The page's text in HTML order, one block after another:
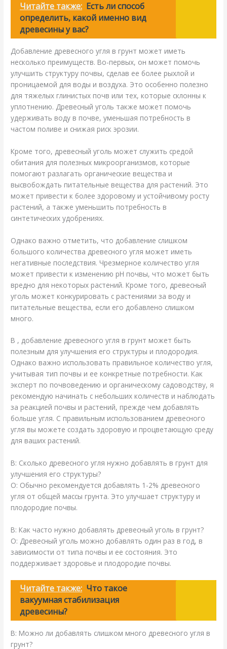
Читайте также: Есть ли способ
определить, какой именно вид
древесины у вас?
Добавление древесного угля в грунт может иметь
несколько преимуществ. Во-первых, он может помочь
улучшить структуру почвы, сделав ее более рыхлой и
проницаемой для воды и воздуха. Это особенно полезно
для тяжелых глинистых почв или тех, которые склонны к
уплотнению. Древесный уголь также может помочь
удерживать воду в почве, уменьшая потребность в
частом поливе и снижая риск эрозии.
Кроме того, древесный уголь может служить средой
обитания для полезных микроорганизмов, которые
помогают разлагать органические вещества и
высвобождать питательные вещества для растений. Это
может привести к более здоровому и устойчивому росту
растений, а также уменьшить потребность в
синтетических удобрениях.
Однако важно отметить, что добавление слишком
большого количества древесного угля может иметь
негативные последствия. Чрезмерное количество угля
может привести к изменению pH почвы, что может быть
вредно для некоторых растений. Кроме того, древесный
уголь может конкурировать с растениями за воду и
питательные вещества, если его добавлено слишком
много.
В , добавление древесного угля в грунт может быть
полезным для улучшения его структуры и плодородия.
Однако важно использовать правильное количество угля,
учитывая тип почвы и ее конкретные потребности. Как
эксперт по почвоведению и органическому садоводству, я
рекомендую начинать с небольших количеств и наблюдать
за реакцией почвы и растений, прежде чем добавлять
больше угля. С правильным использованием древесного
угля вы можете создать здоровую и процветающую среду
для ваших растений.
В: Сколько древесного угля нужно добавлять в грунт для
улучшения его структуры?
О: Обычно рекомендуется добавлять 1-2% древесного
угля от общей массы грунта. Это улучшает структуру и
плодородие почвы.
В: Как часто нужно добавлять древесный уголь в грунт?
О: Древесный уголь можно добавлять один раз в год, в
зависимости от типа почвы и ее состояния. Это
поддерживает здоровье и плодородие почвы.
Читайте также: Что такое
вакуумная стабилизация
древесины?
В: Можно ли добавлять слишком много древесного угля в
грунт?